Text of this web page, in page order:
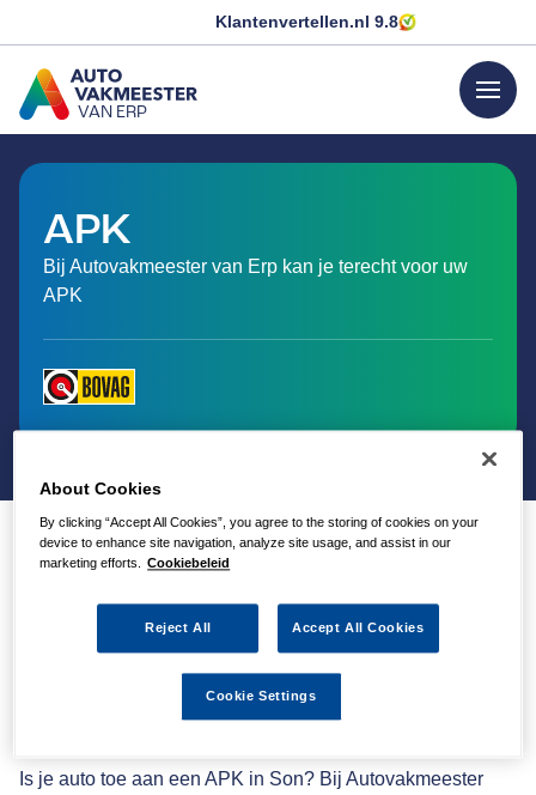
Klantenvertellen.nl 9.8
VAN ERP
GA NAAR DE HOMEPAGINA
menu
APK
Bij Autovakmeester van Erp kan je terecht voor uw
APK
APK check
De verplichte Algemene Periodieke Keuring (APK) is een
Eventuele gebreken worden bij deze keuring tijdig
geconstateerd om duurdere reparaties en gevaarlijke
Is je auto toe aan een APK in Son? Bij Autovakmeester
About Cookies
By clicking “Accept All Cookies”, you agree to the storing of cookies on your
device to enhance site navigation, analyze site usage, and assist in our
marketing efforts.
Cookiebeleid
Reject All Accept All Cookies
Cookie Settings